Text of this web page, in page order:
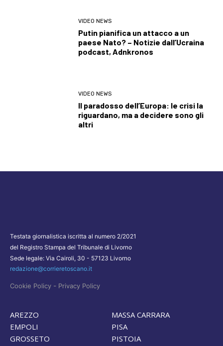
VIDEO NEWS
Putin pianifica un attacco a un
paese Nato? – Notizie dall’Ucraina
podcast, Adnkronos
VIDEO NEWS
Il paradosso dell’Europa: le crisi la
riguardano, ma a decidere sono gli
altri
Testata giornalistica iscritta al numero 2/2021
del Registro Stampa del Tribunale di Livorno
Sede legale: Via Cairoli, 30 - 57123 Livorno
redazione@corrieretoscano.it
Cookie Policy - Privacy Policy
AREZZO
EMPOLI
GROSSETO
MASSA CARRARA
PISA
PISTOIA